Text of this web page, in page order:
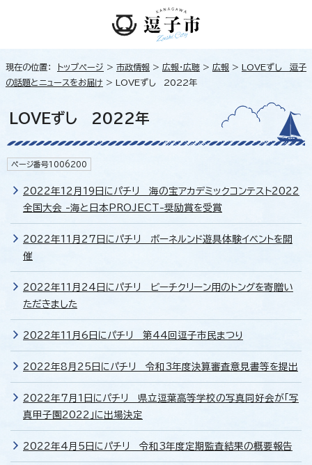
現在の位置： トップページ > 市政情報 > 広報・広聴 > 広報 > LOVEずし 逗子
の話題とニュースをお届け > LOVEずし 2022年
LOVEずし 2022年
ページ番号1006200
2022年12月19日にパチリ 海の宝アカデミックコンテスト2022
全国大会 -海と日本PROJECT-奨励賞を受賞
2022年11月27日にパチリ ボーネルンド遊具体験イベントを開
催
2022年11月24日にパチリ ビーチクリーン用のトングを寄贈い
ただきました
2022年11月6日にパチリ 第44回逗子市民まつり
2022年8月25日にパチリ 令和3年度決算審査意見書等を提出
2022年7月1日にパチリ 県立逗葉高等学校の写真同好会が「写
真甲子園2022」に出場決定
2022年4月5日にパチリ 令和3年度定期監査結果の概要報告